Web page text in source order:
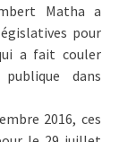
Matha a
pour
a fait couler
dans
2016, ces